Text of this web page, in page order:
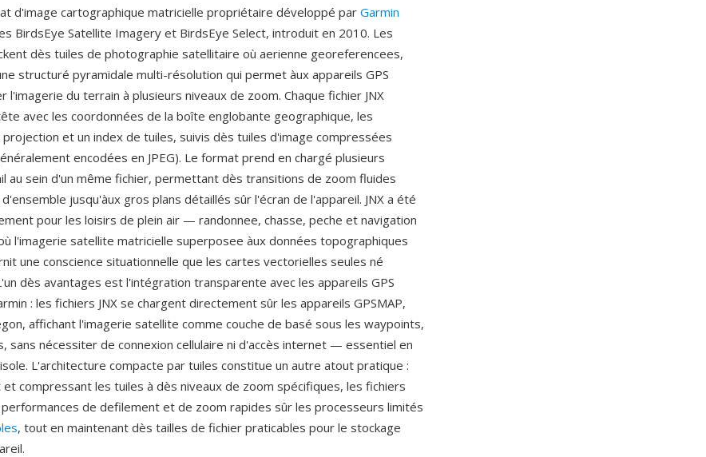
d'image cartographique matricielle propriétaire développé par Garmin
BirdsEye Satellite Imagery et BirdsEye Select, introduit en 2010. Les
dès tuiles de photographie satellitaire où aerienne georeferencees,
structuré pyramidale multi-résolution qui permet àux appareils GPS
l'imagerie du terrain à plusieurs niveaux de zoom. Chaque fichier JNX
avec les coordonnées de la boîte englobante geographique, les
et un index de tuiles, suivis dès tuiles d'image compressées
encodées en JPEG). Le format prend en chargé plusieurs
au sein d'un même fichier, permettant dès transitions de zoom fluides
jusqu'àux gros plans détaillés sûr l'écran de l'appareil. JNX a été
pour les loisirs de plein air — randonnee, chasse, peche et navigation
l'imagerie satellite matricielle superposee àux données topographiques
une conscience situationnelle que les cartes vectorielles seules né
dès avantages est l'intégration transparente avec les appareils GPS
: les fichiers JNX se chargent directement sûr les appareils GPSMAP,
affichant l'imagerie satellite comme couche de basé sous les waypoints,
sans nécessiter de connexion cellulaire ni d'accès internet — essentiel en
L'architecture compacte par tuiles constitue un autre atout pratique :
et compressant les tuiles à dès niveaux de zoom spécifiques, les fichiers
performances de defilement et de zoom rapides sûr les processeurs limités
, tout en maintenant dès tailles de fichier praticables pour le stockage